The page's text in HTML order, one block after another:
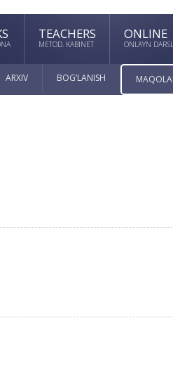
TEACHERS
METOD. KABINET
ONLINE
ONLAYN
ARXIV BOG’LANISH